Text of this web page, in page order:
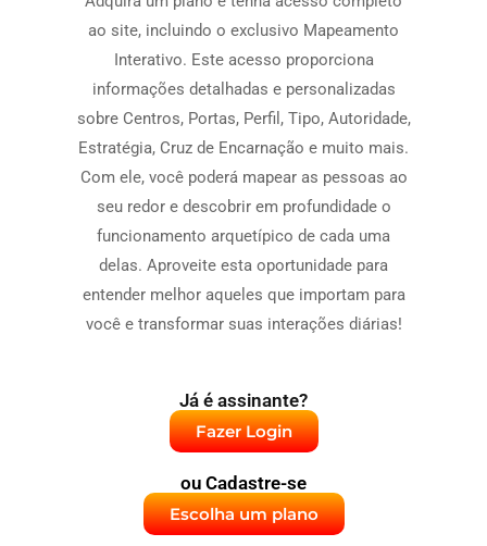
ao site, incluindo o exclusivo Mapeamento
Interativo. Este acesso proporciona
informações detalhadas e personalizadas
sobre Centros, Portas, Perfil, Tipo, Autoridade,
Estratégia, Cruz de Encarnação e muito mais.
Com ele, você poderá mapear as pessoas ao
seu redor e descobrir em profundidade o
funcionamento arquetípico de cada uma
delas. Aproveite esta oportunidade para
entender melhor aqueles que importam para
você e transformar suas interações diárias!
Já é assinante?
Fazer Login
ou Cadastre-se
Escolha um plano